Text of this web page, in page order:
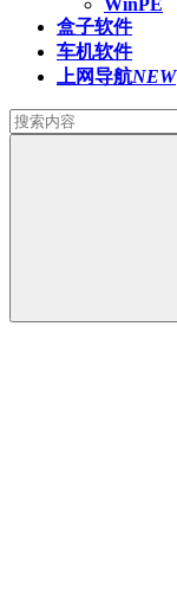
WinPE
盒子软件
车机软件
上网导航NEW